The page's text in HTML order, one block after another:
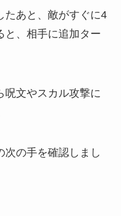
たあと、敵がすぐに4
と、相手に追加ター
呪文やスカル攻撃に
次の手を確認しまし